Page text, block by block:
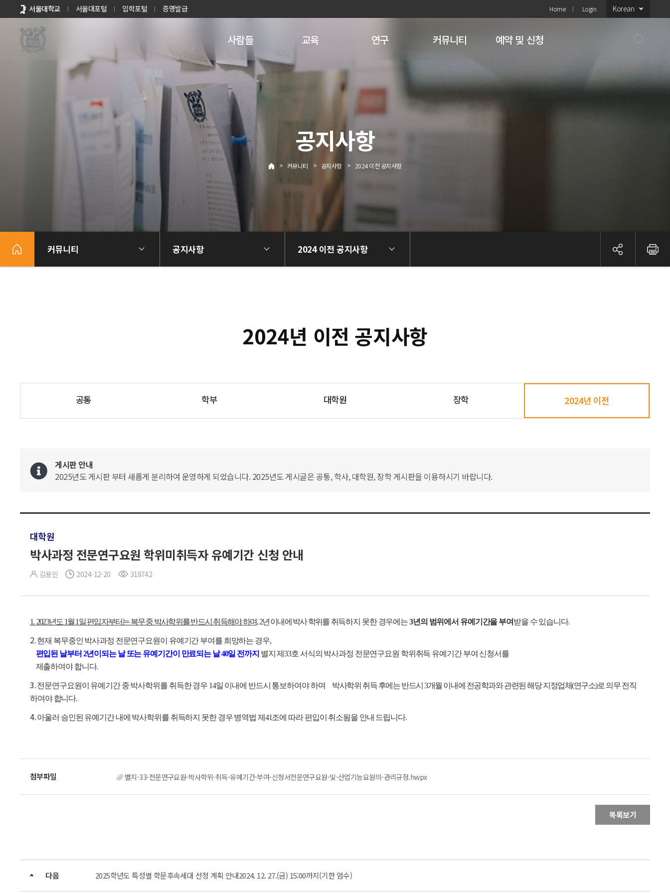
바로가기
메뉴
서울대학교 서울대포털 입학포털 증명발급 Home Login Korean
사람들 교육 연구 커뮤니티 예약 및 신청
공지사항
> 커뮤니티 > 공지사항 > 2024 이전 공지사항
커뮤니티 공지사항 2024 이전 공지사항
2024년 이전 공지사항
공통 학부 대학원 장학 2024년 이전
게시판 안내
2025년도 게시판 부터 새롭게 분리하여 운영하게 되었습니다. 2025년도 게시글은 공통, 학사, 대학원, 장학 게시판을 이용하시기 바랍니다.
대학원
박사과정 전문연구요원 학위미취득자 유예기간 신청 안내
김용인 2024-12-20 318742
1. 2023년도 1월 1일 편입자부터는 복무 중 박사학위를 반드시 취득해야 하며,2년 이내에 박사 학위를취득하지 못한 경우에는3년의 범위에서 유예기간을 부여받을 수 있습니다.
2. 현재 복무중인 박사과정 전문연구요원이 유예기간 부여를 희망하는 경우,
편입된 날부터 2년이되는 날 또는 유예기간이 만료되는 날 40일 전까지 별지 제33호 서식의 박사과정 전문연구요원 학위취득 유예기간 부여 신청서를
제출하여야 합니다.
3. 전문연구요원이 유예기간 중 박사학위를 취득한 경우 14일 이내에 반드시 통보하여야 하며 박사학위 취득 후에는 반드시 3개월 이내에 전공학과와 관련된 해당 지정업체(연구소)로 의무전직
하여야 합니다.
4. 아울러 승인된 유예기간 내에 박사학위를 취득하지 못한 경우 병역법 제41조에 따라 편입이 취소됨을 안내 드립니다.
별지-33-전문연구요원-박사학위-취득-유예기간-부여-신청서전문연구요원-및-산업기능요원의-관리규정.hwpx
목록보기
다음 2025학년도 특성별 학문후속세대 선정 계획 안내2024. 12. 27.(금) 15:00까지(기한 엄수)